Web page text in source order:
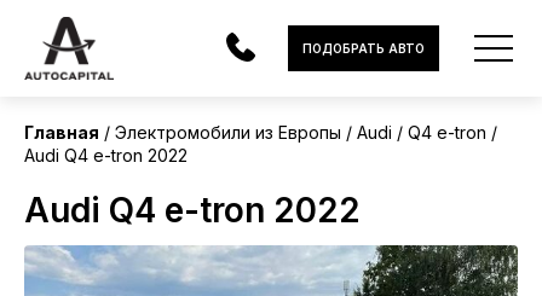
АВТОМОБИЛИ
ЭЛЕКТРОМОБИЛИ
В НАЛИЧИИ
ПОДОБРАТЬ АВТО
Главная Электромобили из Европы Audi
Q4 e-tron
Audi Q4 e-tron 2022
Audi Q4 e-tron 2022
Европа